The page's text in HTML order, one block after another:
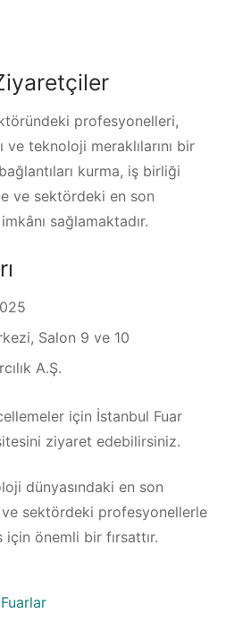
profesyonelleri,
ve teknoloji meraklılarını bir
kurma, iş birliği
ve sektördeki en son
sağlamaktadır.
Salon 9 ve 10
A.Ş.
için İstanbul Fuar
ziyaret edebilirsiniz.
dünyasındaki en son
sektördeki profesyonellerle
önemli bir fırsattır.
Fuarlar